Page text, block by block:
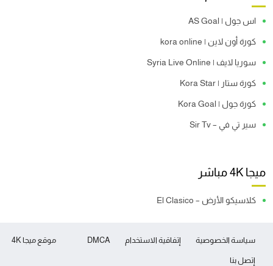
اس جول | AS Goal
كورة أون لاين | kora online
سوريا لايف | Syria Live Online
كورة ستار | Kora Star
كورة جول | Kora Goal
سير تي في – Sir Tv
ميجا 4K مباشر
كلاسيكو الأرض – El Clasico
موقع ميجا 4K سياسة الخصوصية إتفاقية الاستخدام DMCA
إتصل بنا